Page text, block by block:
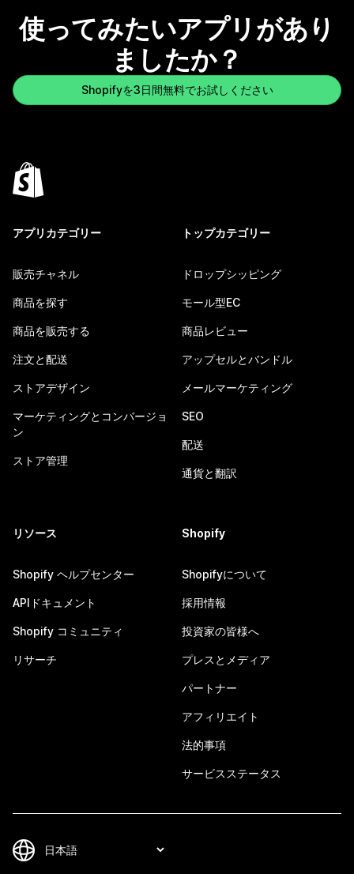
使ってみたいアプリがあり
ましたか？
Shopifyを3日間無料でお試しください
アプリカテゴリー
販売チャネル
商品を探す
商品を販売する
注文と配送
ストアデザイン
マーケティングとコンバージョ
ン
ストア管理
トップカテゴリー
ドロップシッピング
モール型EC
商品レビュー
アップセルとバンドル
メールマーケティング
SEO
配送
通貨と翻訳
リソース
Shopify ヘルプセンター
APIドキュメント
Shopify コミュニティ
リサーチ
Shopify
Shopifyについて
採用情報
投資家の皆様へ
プレスとメディア
パートナー
アフィリエイト
法的事項
サービスステータス